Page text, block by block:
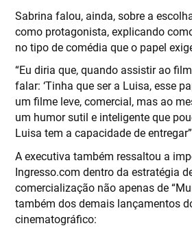
Sabrina falou, ainda, sobre a
como protagonista, explicando
no tipo de comédia que o papel
“Eu diria que, quando assistir ao
falar: ‘Tinha que ser a Luisa, esse
um filme leve, comercial, mas ao
um humor sutil e inteligente que
Luisa tem a capacidade de
A executiva também ressaltou a
Ingresso.com dentro da estratégia
comercialização não apenas de
também dos demais lançamentos
cinematográfico: